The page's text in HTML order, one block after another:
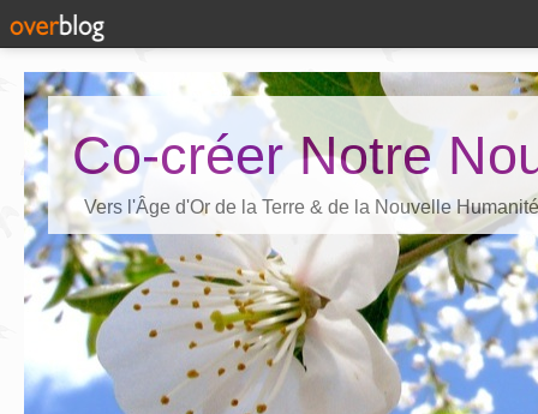
Co-créer Notre
Vers l'Âge d'Or de la Terre & de la Nouvelle Humanité